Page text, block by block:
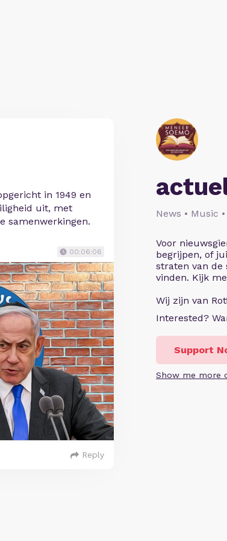
News • Music
Voor
begrijpen, of
straten van de
vinden. Kijk
Wij zijn van
Interested?
Support
Show me more
in 1949 en
uit, met
samenwerkingen.
00:06:06
Reply